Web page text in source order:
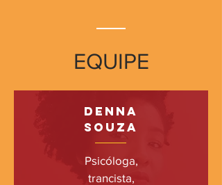
EQUIPE
Psicóloga,
trancista,
denna
souza